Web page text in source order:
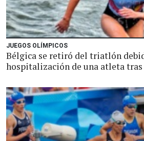
JUEGOS OLÍMPICOS
Bélgica se retiró del triatlón
hospitalización de una atleta tras